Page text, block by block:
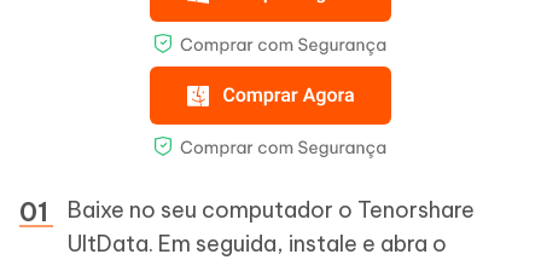
Baixe no seu computador o Tenorshare
UltData. Em seguida, instale e abra o